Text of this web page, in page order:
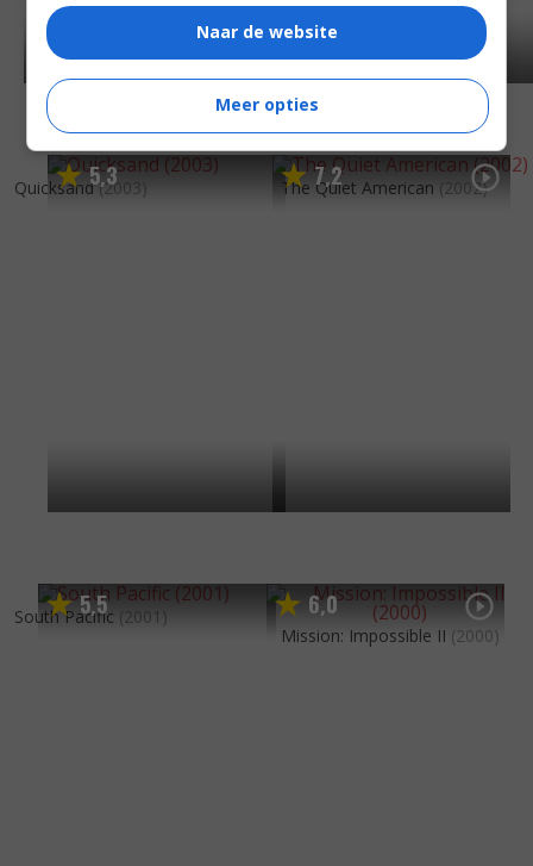
5,3
Quicksand (2003) 7,2
The Quiet American (2002)
5,5
South Pacific (2001) 6,0
Mission: Impossible II (2000)
Naar de website
Meer opties